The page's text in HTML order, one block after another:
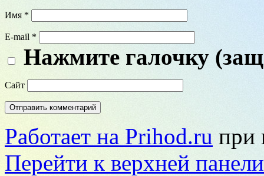
Имя *
E-mail *
Нажмите галочку
Сайт
Работает на Prihod.ru при
Перейти к верхней панели